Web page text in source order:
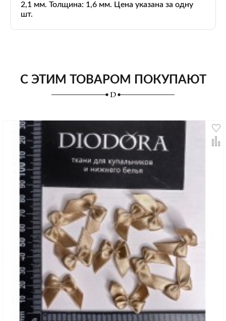
2,1 мм. Толщина: 1,6 мм. Цена указана за одну
шт.
С ЭТИМ ТОВАРОМ ПОКУПАЮТ